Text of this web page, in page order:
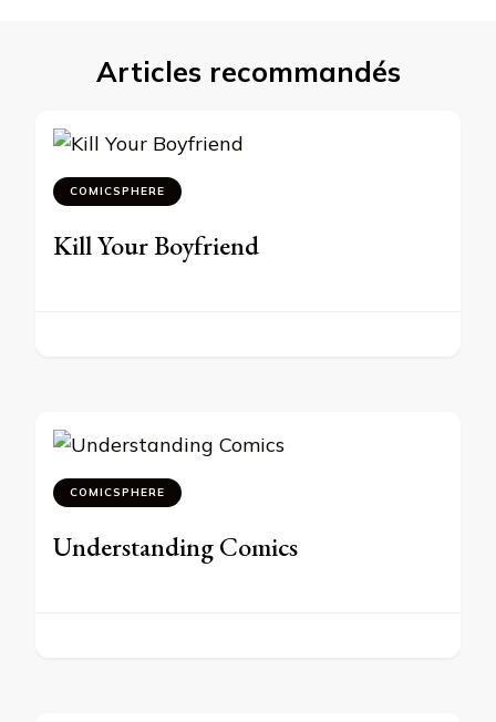
Articles recommandés
COMICSPHERE
Kill Your Boyfriend
COMICSPHERE
Understanding Comics